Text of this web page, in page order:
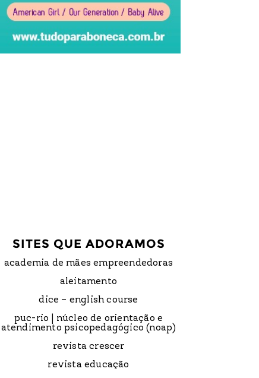
SITES QUE ADORAMOS
academia de mães empreendedoras
aleitamento
dice – english course
puc-rio | núcleo de orientação e
atendimento psicopedagógico (noap)
revista crescer
revista educação